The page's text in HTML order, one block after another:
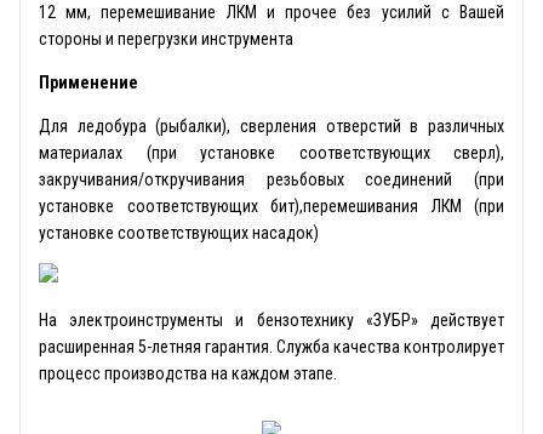
12 мм, перемешивание ЛКМ и прочее без усилий с Вашей
стороны и перегрузки инструмента
Применение
Для ледобура (рыбалки), сверления отверстий в различных
материалах (при установке соответствующих сверл),
закручивания/откручивания резьбовых соединений (при
установке соответствующих бит),перемешивания ЛКМ (при
установке соответствующих насадок)
На электроинструменты и бензотехнику «ЗУБР» действует
расширенная 5-летняя гарантия. Служба качества контролирует
процесс производства на каждом этапе.